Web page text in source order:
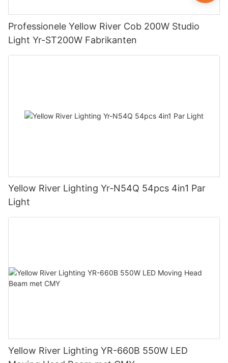
Professionele Yellow River Cob 200W Studio
Light Yr-ST200W Fabrikanten
Yellow River Lighting Yr-N54Q 54pcs 4in1 Par
Light
Yellow River Lighting YR-660B 550W LED